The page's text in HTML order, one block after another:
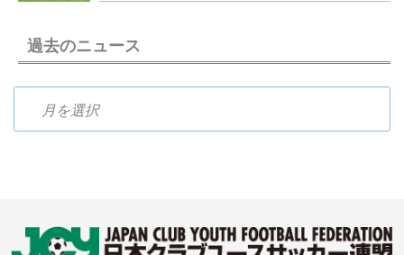
過去のニュース